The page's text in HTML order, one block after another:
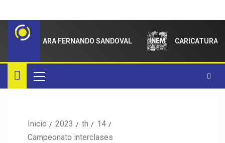
PARA FERNANDO SANDOVAL CARICATURAS
Inicio 2023 th
14
Campeonato interclases